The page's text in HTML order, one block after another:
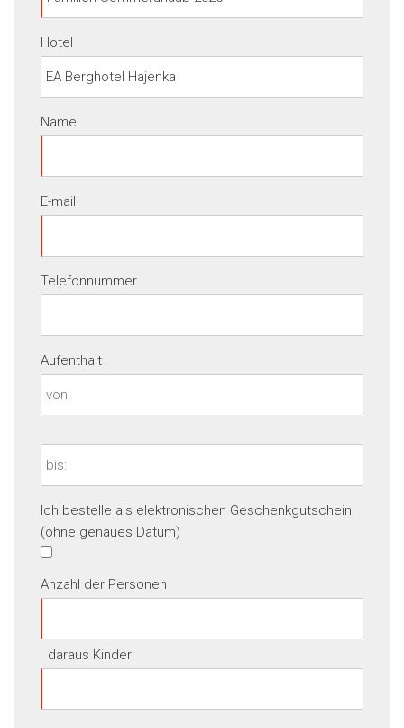
Hotel
Name
E-mail
Telefonnummer
Aufenthalt
Ich bestelle als elektronischen Geschenkgutschein
(ohne genaues Datum)
Anzahl der Personen
daraus Kinder